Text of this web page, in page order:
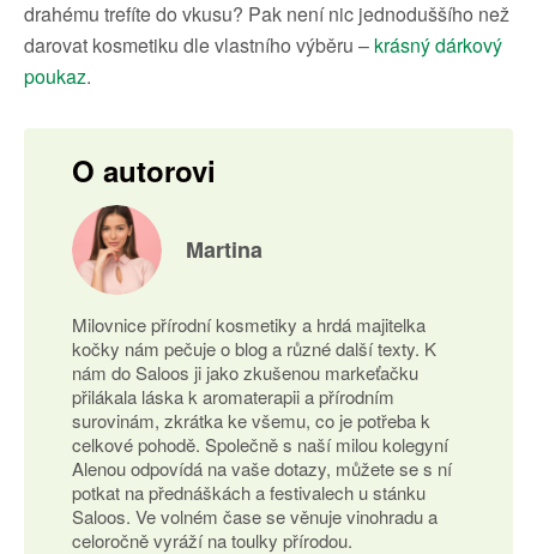
drahému trefíte do vkusu? Pak není nic jednoduššího než
darovat kosmetiku dle vlastního výběru – krásný dárkový
poukaz.
O autorovi
Martina
Milovnice přírodní kosmetiky a hrdá majitelka
kočky nám pečuje o blog a různé další texty. K
nám do Saloos ji jako zkušenou markeťačku
přilákala láska k aromaterapii a přírodním
surovinám, zkrátka ke všemu, co je potřeba k
celkové pohodě. Společně s naší milou kolegyní
Alenou odpovídá na vaše dotazy, můžete se s ní
potkat na přednáškách a festivalech u stánku
Saloos. Ve volném čase se věnuje vinohradu a
celoročně vyráží na toulky přírodou.